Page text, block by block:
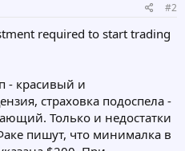
#2
required to start trading
- красивый и
страховка подоспела -
Только и недостатки
пишут, что минималка в